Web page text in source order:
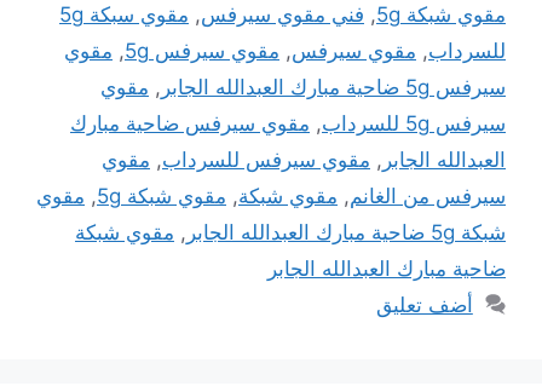
مقوي شبكة 5g
, فني مقوي سيرفس,
مقوي سبكة 5g
للسرداب, مقوي سيرفس, مقوي سيرفس 5g , مقوي
سيرفس 5g ضاحية مبارك العبدالله الجابر
, مقوي
سيرفس 5g للسرداب
, مقوي سيرفس ضاحية مبارك
العبدالله الجابر , مقوي سيرفس للسرداب, مقوي
سيرفس من الغانم, مقوي شبكة, مقوي شبكة 5g , مقوي
شبكة 5g ضاحية مبارك العبدالله الجابر
, مقوي شبكة
ضاحية مبارك العبدالله الجابر
أضف تعليق